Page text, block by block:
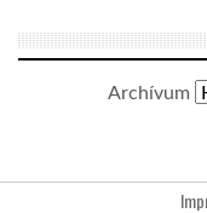
Archívum